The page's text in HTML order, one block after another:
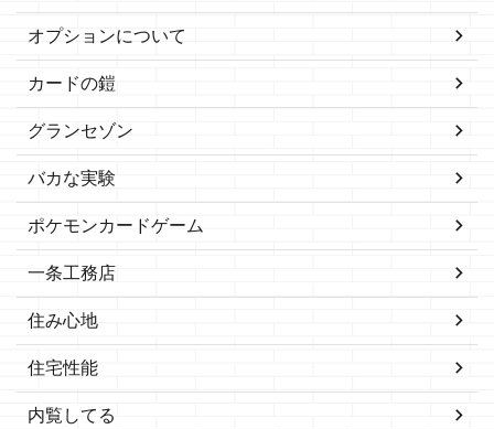
オプションについて
カードの鎧
グランセゾン
バカな実験
ポケモンカードゲーム
一条工務店
住み心地
住宅性能
内覧してる